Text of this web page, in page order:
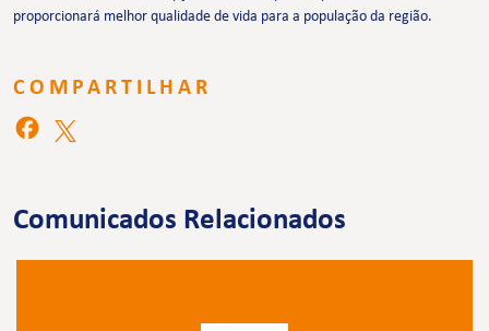
proporcionará melhor qualidade de vida para a população da região.
COMPARTILHAR
Comunicados Relacionados